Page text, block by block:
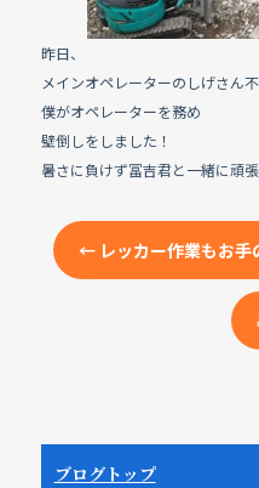
昨日、
メインオペレーターのしげさん不
僕がオペレーターを務め
壁倒しをしました！
暑さに負けず冨吉君と一緒に頑
←レッカー作業もお手
ブログトップ